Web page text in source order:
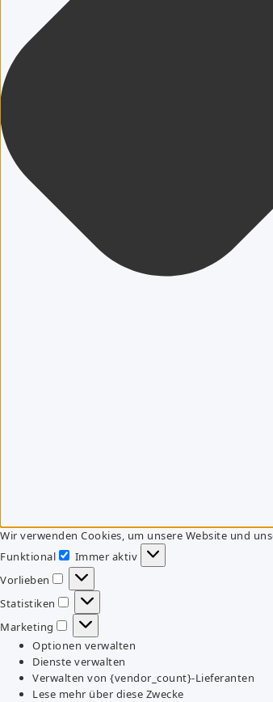
Wir verwenden Cookies, um unsere Website und
Funktional
Funktional
Immer aktiv
Vorlieben
Vorlieben
Statistiken
Statistiken
Marketing
Marketing
Optionen verwalten
Dienste verwalten
Verwalten von {vendor_count}-Lieferanten
Lese mehr über diese Zwecke